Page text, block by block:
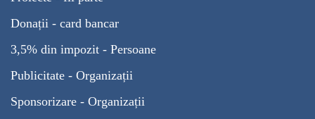
Donații - card bancar
3,5% din impozit - Persoane
Publicitate - Organizații
Sponsorizare - Organizații